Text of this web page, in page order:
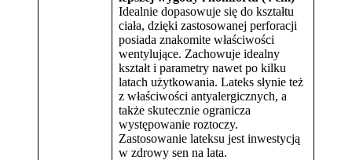
Idealnie dopasowuje się do kształtu
ciała, dzięki zastosowanej perforacji
posiada znakomite właściwości
wentylujące. Zachowuje idealny
kształt i parametry nawet po kilku
latach użytkowania. Lateks słynie też
z właściwości antyalergicznych, a
także skutecznie ogranicza
występowanie roztoczy.
Zastosowanie lateksu jest inwestycją
w zdrowy sen na lata.